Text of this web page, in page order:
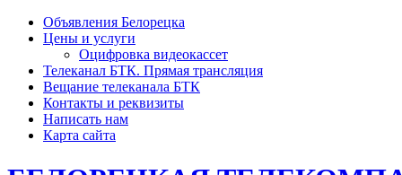
Объявления Белорецка
Цены и услуги
Оцифровка видеокассет
Телеканал БТК. Прямая трансляция
Вещание телеканала БТК
Контакты и реквизиты
Написать нам
Карта сайта